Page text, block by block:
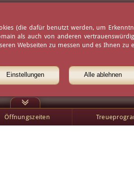
Öffnungszeiten
(die dafür benutzt werden, um
als auch von anderen
Webseiten zu messen und es Ihnen zu
Einstellungen Alle ablehnen